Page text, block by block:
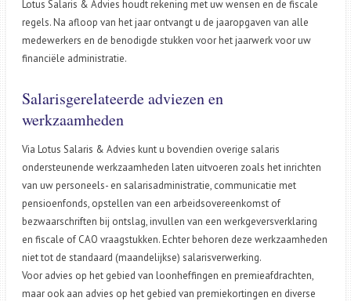
Lotus Salaris & Advies houdt rekening met uw wensen en de fiscale
regels. Na afloop van het jaar ontvangt u de jaaropgaven van alle
medewerkers en de benodigde stukken voor het jaarwerk voor uw
financiële administratie.
Salarisgerelateerde adviezen en
werkzaamheden
Via Lotus Salaris & Advies kunt u bovendien overige salaris
ondersteunende werkzaamheden laten uitvoeren zoals het inrichten
van uw personeels- en salarisadministratie, communicatie met
pensioenfonds, opstellen van een arbeidsovereenkomst of
bezwaarschriften bij ontslag, invullen van een werkgeversverklaring
en fiscale of CAO vraagstukken. Echter behoren deze werkzaamheden
niet tot de standaard (maandelijkse) salarisverwerking.
Voor advies op het gebied van loonheffingen en premieafdrachten,
maar ook aan advies op het gebied van premiekortingen en diverse